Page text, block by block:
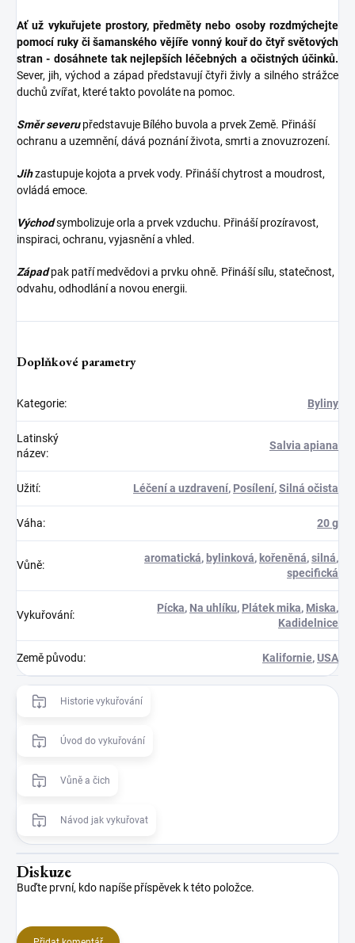
Ať už vykuřujete prostory, předměty nebo osoby rozdmýchejte
pomocí ruky či šamanského vějíře vonný kouř do čtyř světových
stran - dosáhnete tak nejlepších léčebných a očistných účinků.
Sever, jih, východ a západ představují čtyři živly a silného strážce
duchů zvířat, které takto povoláte na pomoc.
Směr severupředstavuje Bílého buvola a prvek Země. Přináší
ochranu a uzemnění, dává poznání života, smrti a znovuzrození.
Jihzastupuje kojota a prvek vody. Přináší chytrost a moudrost,
ovládá emoce.
Východsymbolizuje orla a prvek vzduchu. Přináší prozíravost,
inspiraci, ochranu, vyjasnění a vhled.
Západ pak patří medvědovi a prvku ohně. Přináší sílu, statečnost,
odvahu, odhodlání a novou energii.
Doplňkové parametry
Kategorie: Byliny
Latinský
název:
Salvia apiana
Užití: Léčení a uzdravení, Posílení,Silná očista
Váha: 20 g
Vůně:
aromatická, bylinková, kořeněná,silná,
specifická
Vykuřování:
Pícka, Na uhlíku, Plátek mika, Miska,
Kadidelnice
Země původu: Kalifornie,USA
Historie vykuřování
Úvod do vykuřování
Vůně a čich
Návod jak vykuřovat
Diskuze
Buďte první, kdo napíše příspěvek k této položce.